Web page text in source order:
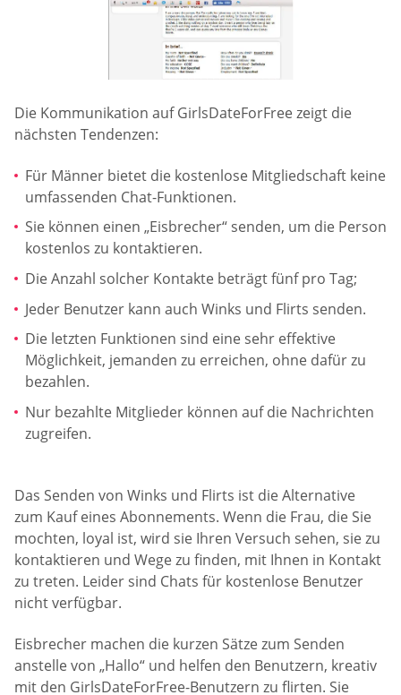
Die Kommunikation auf GirlsDateForFree zeigt die
nächsten Tendenzen:
Für Männer bietet die kostenlose Mitgliedschaft keine
umfassenden Chat-Funktionen.
Sie können einen „Eisbrecher“ senden, um die Person
kostenlos zu kontaktieren.
Die Anzahl solcher Kontakte beträgt fünf pro Tag;
Jeder Benutzer kann auch Winks und Flirts senden.
Die letzten Funktionen sind eine sehr effektive
Möglichkeit, jemanden zu erreichen, ohne dafür zu
bezahlen.
Nur bezahlte Mitglieder können auf die Nachrichten
zugreifen.
Das Senden von Winks und Flirts ist die Alternative
zum Kauf eines Abonnements. Wenn die Frau, die Sie
mochten, loyal ist, wird sie Ihren Versuch sehen, sie zu
kontaktieren und Wege zu finden, mit Ihnen in Kontakt
zu treten. Leider sind Chats für kostenlose Benutzer
nicht verfügbar.
Eisbrecher machen die kurzen Sätze zum Senden
anstelle von „Hallo“ und helfen den Benutzern, kreativ
mit den GirlsDateForFree-Benutzern zu flirten. Sie